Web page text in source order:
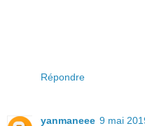
Répondre
yanmaneee 9 mai